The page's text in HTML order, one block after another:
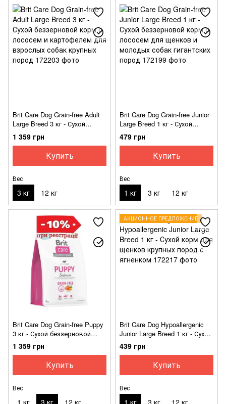
Brit Care Dog Grain-free Adult
Large Breed 3 кг - Сухой
беззерновой корм с лососем
и картофелем для взрослых
собак крупных пород
1 359 грн
Купить
Вес
3 кг 12 кг
Brit Care Dog Grain-free Junior
Large Breed 1 кг - Сухой
беззерновой корм с лососем
для щенков и молодых собак
гигантских пород
479 грн
Купить
Вес
1 кг 3 кг 12 кг
Brit Care Dog Grain-free Puppy
3 кг - Сухой беззерновой
корм с лососем для щенков
1 359 грн
Купить
Вес
1 кг 3 кг 12 кг
АКЦИОННОЕ ПРЕДЛОЖЕНИЕ
Brit Care Dog Hypoallergenic
Junior Large Breed 1 кг - Сухой
корм для щенков крупных
пород с ягненком
439 грн
Купить
Вес
1 кг 3 кг 12 кг